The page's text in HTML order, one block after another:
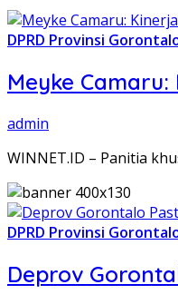
DPRD Provinsi
Meyke
admin
WINNET.ID – Panitia
DPRD Provinsi
Deprov